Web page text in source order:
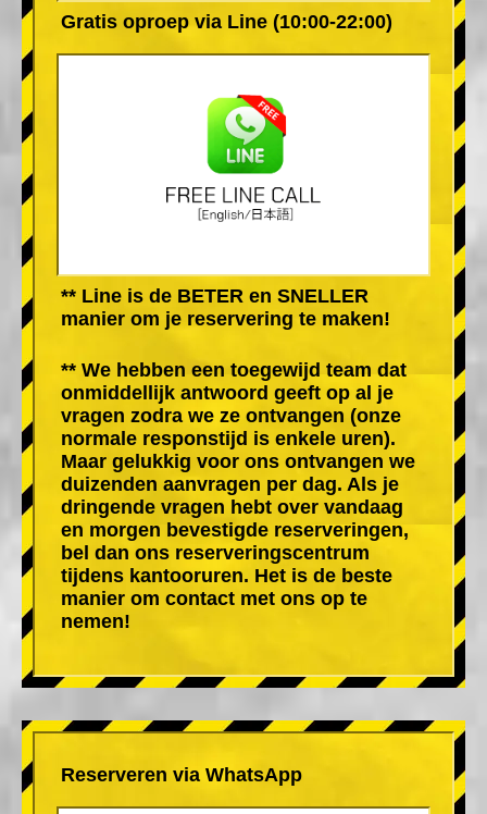
Gratis oproep via Line (10:00-22:00)
** Line is de BETER en SNELLER
manier om je reservering te maken!
** We hebben een toegewijd team dat
onmiddellijk antwoord geeft op al je
vragen zodra we ze ontvangen (onze
normale responstijd is enkele uren).
Maar gelukkig voor ons ontvangen we
duizenden aanvragen per dag. Als je
dringende vragen hebt over vandaag
en morgen bevestigde reserveringen,
bel dan ons reserveringscentrum
tijdens kantooruren. Het is de beste
manier om contact met ons op te
nemen!
Reserveren via WhatsApp